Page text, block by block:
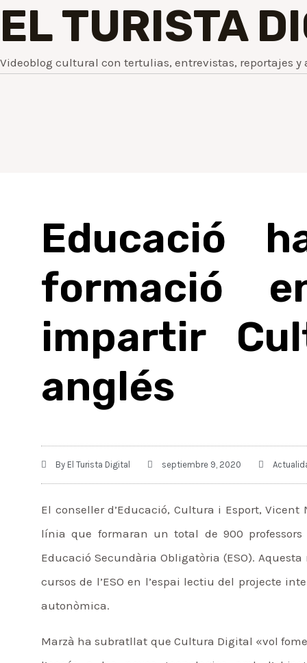
EL TURISTA
Videoblog cultural con tertulias, entrevistas, reportajes y
Educació
formació
impartir
anglés
By El Turista Digital septiembre 9, 2020
El conseller d’Educació, Cultura i Esport,
línia que formaran un total de 900
Educació Secundària Obligatòria (ESO).
cursos de l’ESO en l’espai lectiu del projecte
autonòmica.
Marzà ha subratllat que Cultura Digital «vol